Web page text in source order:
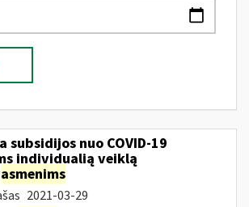
subsidijos nuo COVID-19
individualią veiklą
asmenims
2021-03-29